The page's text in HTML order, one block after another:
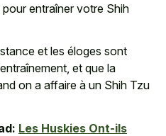
entraîner votre Shih
et les éloges sont
et que la
on a affaire à un Shih Tzu
Les Huskies Ont-ils